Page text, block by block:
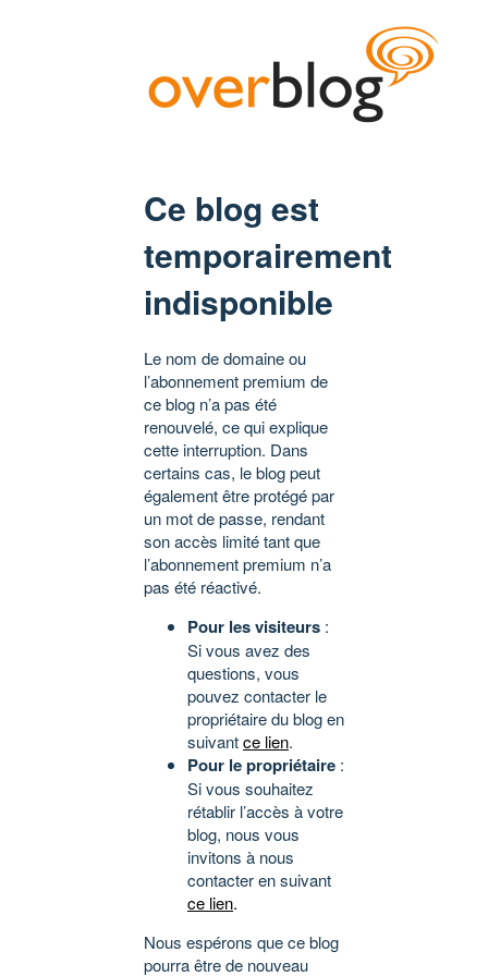
Ce blog est
temporairement
indisponible
Le nom de domaine ou
l’abonnement premium de
ce blog n’a pas été
renouvelé, ce qui explique
cette interruption. Dans
certains cas, le blog peut
également être protégé par
un mot de passe, rendant
son accès limité tant que
l’abonnement premium n’a
pas été réactivé.
Pour les visiteurs :
Si vous avez des
questions, vous
pouvez contacter le
propriétaire du blog en
suivantce lien.
Pour le propriétaire :
Si vous souhaitez
rétablir l’accès à votre
blog, nous vous
invitons à nous
contacter en suivant
ce lien.
Nous espérons que ce blog
pourra être de nouveau